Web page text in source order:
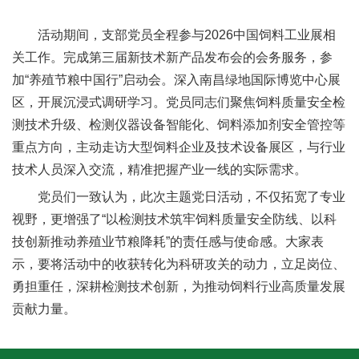
队
伍
研
究
教
育
交
活动期间，支部党员全程参与2026中国饲料工业展相
关工作。完成第三届新技术新产品发布会的会务服务，参
加“养殖节粮中国行”启动会。深入南昌绿地国际博览中心展
区，开展沉浸式调研学习。党员同志们聚焦饲料质量安全检
测技术升级、检测仪器设备智能化、饲料添加剂安全管控等
重点方向，主动走访大型饲料企业及技术设备展区，与行业
技术人员深入交流，精准把握产业一线的实际需求。
党员们一致认为，此次主题党日活动，不仅拓宽了专业
视野，更增强了“以检测技术筑牢饲料质量安全防线、以科
技创新推动养殖业节粮降耗”的责任感与使命感。大家表
示，要将活动中的收获转化为科研攻关的动力，立足岗位、
勇担重任，深耕检测技术创新，为推动饲料行业高质量发展
贡献力量。